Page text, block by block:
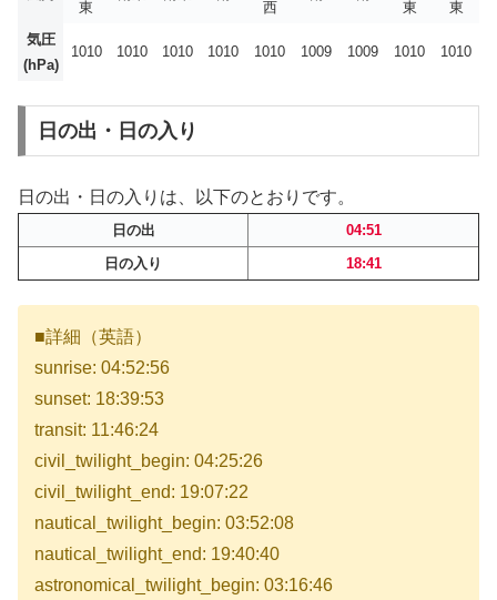
東
西
東
東
気圧
(hPa)
1010 1010 1010 1010 1010 1009 1009 1010 1010
日の出・日の入り
日の出・日の入りは、以下のとおりです。
日の出
04:51
日の入り
18:41
■詳細（英語）
sunrise: 04:52:56
sunset: 18:39:53
transit: 11:46:24
civil_twilight_begin: 04:25:26
civil_twilight_end: 19:07:22
nautical_twilight_begin: 03:52:08
nautical_twilight_end: 19:40:40
astronomical_twilight_begin: 03:16:46